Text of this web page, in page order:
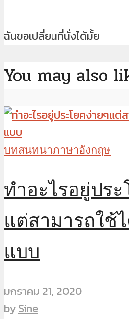
ฉันขอเปลี่ยนที่นั่งได้มั้ย
You may also
บทสนทนาภาษาอังกฤษ
ทำอะไรอยู่ประ
แต่สามารถใช้
แบบ
มกราคม 21, 2020
bySine